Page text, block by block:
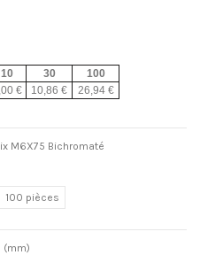
10 30 100
€ 10,86 € 26,94 €
M6X75 Bichromaté
100 pièces
(mm)